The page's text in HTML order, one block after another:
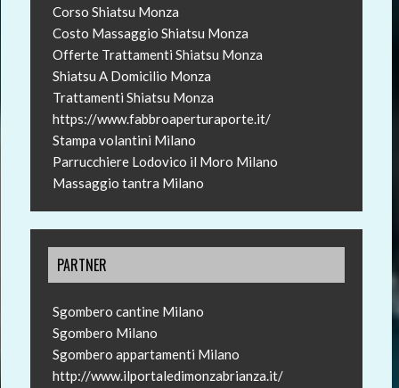
Corso Shiatsu Monza
Costo Massaggio Shiatsu Monza
Offerte Trattamenti Shiatsu Monza
Shiatsu A Domicilio Monza
Trattamenti Shiatsu Monza
https://www.fabbroaperturaporte.it/
Stampa volantini Milano
Parrucchiere Lodovico il Moro Milano
Massaggio tantra Milano
PARTNER
Sgombero cantine Milano
Sgombero Milano
Sgombero appartamenti Milano
http://www.ilportaledimonzabrianza.it/